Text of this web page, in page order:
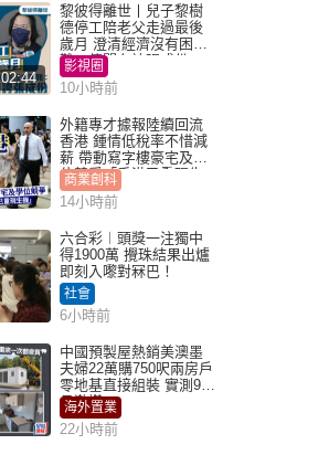
02:44
黎彼得離世丨兒子黎樹
德停工陪老父走過最後
歲月 澄清經濟沒有困
難：傳聞有誇張成份
影視圈
10小時前
外籍專才據報陸續回流
香港 鍾情低稅率不惜減
薪 帶動寫字樓豪宅及學
位競爭「香港已重現生
機」
商業創科
14小時前
六合彩︱頭獎一注獨中
得1900萬 攪珠結果出爐
即刻入嚟對冧巴！
社會
6小時前
中國預製屋熱銷美澳墨
夫婦22萬購750呎兩房戶
零地基直接組裝 實測9個
月激讚
海外置業
22小時前